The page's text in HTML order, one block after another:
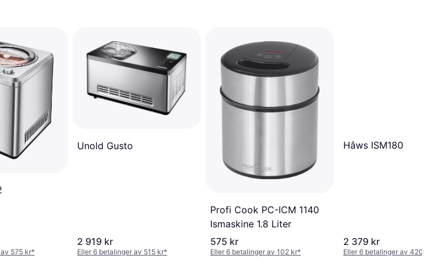
575 kr*
Unold Gusto
2 919 kr
Eller 6 betalinger av 515 kr*
Profi Cook PC-ICM 1140
Ismaskine 1.8 Liter
575 kr
Eller 6 betalinger av 102 kr*
Hâws ISM180
2 379 kr
Eller 6 betalinger av 420 kr